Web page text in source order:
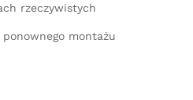
rzeczywistych
montażu